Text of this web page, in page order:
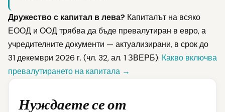
Дружество с капитал в лева? Капиталът на всяко
ЕООД и ООД трябва да бъде превалутиран в евро, а
учредителните документи — актуализирани, в срок до
31 декември 2026 г. (чл. 32, ал. 1 ЗВЕРБ). Какво включва
превалутирането на капитала →
Нуждаете се от